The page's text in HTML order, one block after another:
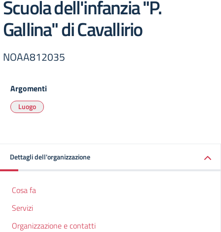
Scuola dell'infanzia "P.
Gallina" di Cavallirio
NOAA812035
Argomenti
Luogo
Dettagli dell'organizzazione
Cosa fa
Servizi
Organizzazione e contatti